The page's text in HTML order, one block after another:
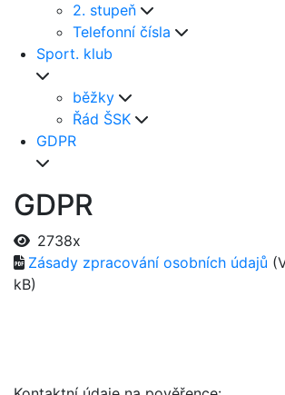
2. stupeň
Telefonní čísla
Sport. klub
běžky
Řád ŠSK
GDPR
GDPR
2738x
Zásady zpracování osobních údajů
kB)